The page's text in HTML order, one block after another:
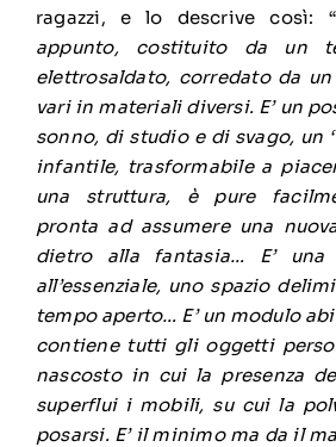
ragazzi, e lo descrive così: “
appunto, costituito da un
elettrosaldato, corredato da
vari in materiali diversi. E’ un
sonno, di studio e di svago, un
infantile, trasformabile a
una struttura, è pure
pronta ad assumere una
dietro alla fantasia… E’
all’essenziale, uno spazio
tempo aperto… E’ un modulo
contiene tutti gli oggetti
nascosto in cui la presenza
superflui i mobili, su cui la
posarsi. E’ il minimo ma da il